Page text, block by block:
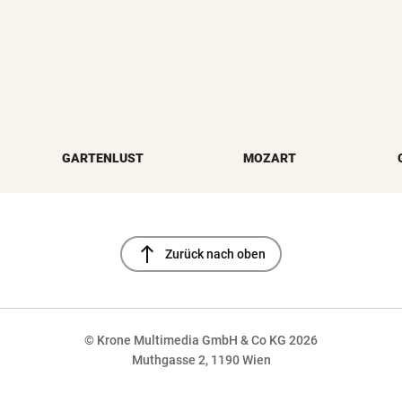
GARTENLUST MOZART
north Zurück nach oben
© Krone Multimedia GmbH & Co KG 2026
Muthgasse 2, 1190 Wien